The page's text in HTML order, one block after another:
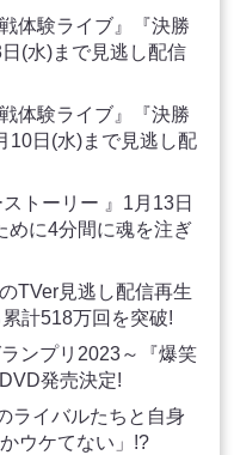
体験ライブ』『決勝
(水)まで見逃し配信
体験ライブ』『決勝
10日(水)まで見逃し配
トーリー 』1月13日
めに4分間に魂を注ぎ
TVer見逃し配信再生
計518万回を突破!
ンプリ2023～『爆笑
発売決定!
ライバルたちと自身
ウケてない」!?